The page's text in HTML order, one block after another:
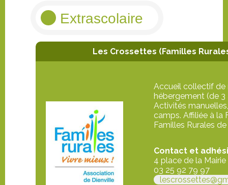
Extrascolaire
Les Crossettes (Familles
Accueil collectif de
hébergement (de 3
Activités
camps. Affiliée à la
Familles Rurales
Contact et
4 place de la Mairie
03 25 92 79 97